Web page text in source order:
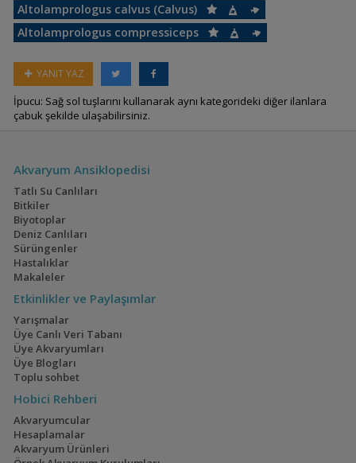
Altolamprologus calvus (Calvus)
Altolamprologus compressiceps
YANIT YAZ
İpucu: Sağ sol tuşlarını kullanarak aynı kategorideki diğer ilanlara
çabuk şekilde ulaşabilirsiniz.
Akvaryum Ansiklopedisi
Tatlı Su Canlıları
Bitkiler
Biyotoplar
Deniz Canlıları
Sürüngenler
Hastalıklar
Makaleler
Etkinlikler ve Paylaşımlar
Yarışmalar
Üye Canlı Veri Tabanı
Üye Akvaryumları
Üye Blogları
Toplu sohbet
Hobici Rehberi
Akvaryumcular
Hesaplamalar
Akvaryum Ürünleri